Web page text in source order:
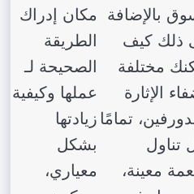
بالإضافة
ذلك كيف
مختلفة
الإثارة
تمامًا
تناول
معينة،
مكان إدراك
الطريقة
الصحيحة لـ
عملها وكيفية
زيادتها
بشكل
معياري،